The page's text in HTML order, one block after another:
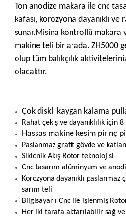
Ton anodize makara ile cnc
kafası, korozyona dayanıklı ve
sunar.Misina kontrollü makara
makine teli bir arada. ZH5000
olup tüm balıkçılık
olacaktır.
Çok diskli kaygan kalama
Rahat çekiş ve dayanıklılık için
Hassas makine kesim pirinç
Paslanmaz grafit gövde ve
Siklonik Akış Rotor teknolojisi
Cnc tasarım alüminyum ve
Korozyona dayanıklı paslanmaz
sarım teli
Bilgisayarlı Cnc ile işlenmiş
Her iki tarafa aktarılabilir sağ